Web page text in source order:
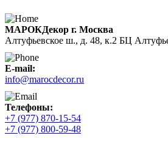
МАРОКДекор г. Москва
Алтуфьевское ш., д. 48, к.2 БЦ
E-mail:
info@marocdecor.ru
Телефоны:
+7 (977) 870-15-54
+7 (977) 800-59-48